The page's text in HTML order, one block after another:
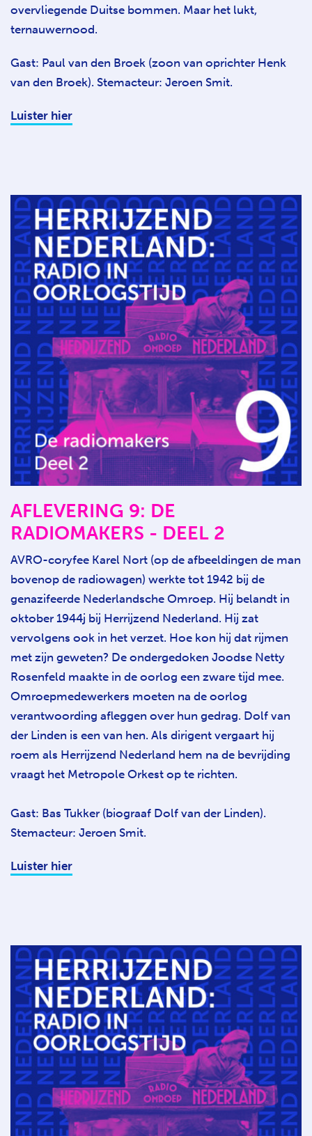
overvliegende Duitse bommen. Maar het lukt,
ternauwernood.
Gast: Paul van den Broek (zoon van oprichter Henk
van den Broek). Stemacteur: Jeroen Smit.
Luister hier
AFLEVERING 9: DE
RADIOMAKERS - DEEL 2
AVRO-coryfee Karel Nort (op de afbeeldingen de man
bovenop de radiowagen) werkte tot 1942 bij de
genazifeerde Nederlandsche Omroep. Hij belandt in
oktober 1944j bij Herrijzend Nederland. Hij zat
vervolgens ook in het verzet. Hoe kon hij dat rijmen
met zijn geweten? De ondergedoken Joodse Netty
Rosenfeld maakte in de oorlog een zware tijd mee.
Omroepmedewerkers moeten na de oorlog
verantwoording afleggen over hun gedrag. Dolf van
der Linden is een van hen. Als dirigent vergaart hij
roem als Herrijzend Nederland hem na de bevrijding
vraagt het Metropole Orkest op te richten.
Gast: Bas Tukker (biograaf Dolf van der Linden).
Stemacteur: Jeroen Smit.
Luister hier